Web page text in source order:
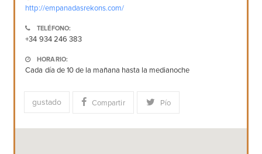
http://empanadasrekons.com/
TELÉFONO:
+34 934 246 383
HORARIO:
Cada día de 10 de la mañana hasta la medianoche
gustado Compartir Pío